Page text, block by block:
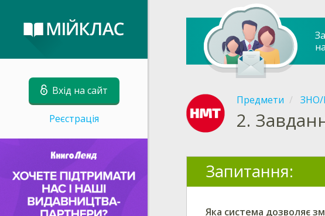
Вхід на сайт
Реєстрація
Предмети
2.
Запитання:
Яка система дозволяє